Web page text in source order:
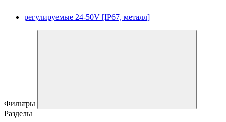
регулируемые 24-50V [IP67, металл]
Фильтры
Разделы